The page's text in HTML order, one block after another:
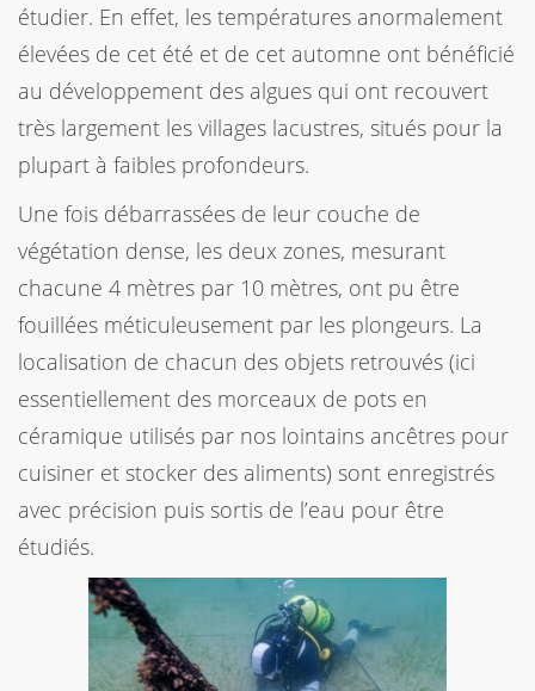
étudier. En effet, les températures anormalement
élevées de cet été et de cet automne ont bénéficié
au développement des algues qui ont recouvert
très largement les villages lacustres, situés pour la
plupart à faibles profondeurs.
Une fois débarrassées de leur couche de
végétation dense, les deux zones, mesurant
chacune 4 mètres par 10 mètres, ont pu être
fouillées méticuleusement par les plongeurs. La
localisation de chacun des objets retrouvés (ici
essentiellement des morceaux de pots en
céramique utilisés par nos lointains ancêtres pour
cuisiner et stocker des aliments) sont enregistrés
avec précision puis sortis de l’eau pour être
étudiés.